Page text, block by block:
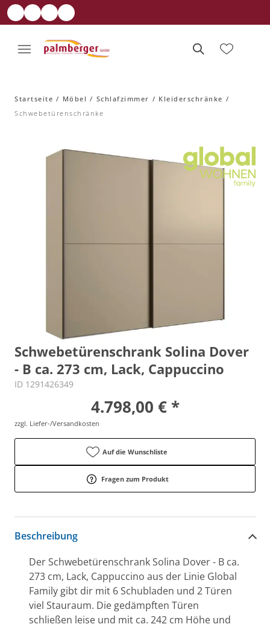
Startseite Möbel Schlafzimmer
Kleiderschränke
Schwebetürenschränke
Schwebetürenschrank Solina Dover
- B ca. 273 cm, Lack, Cappuccino
ID 1291426349
4.798,00 € *
zzgl. Liefer-/Versandkosten
Auf die Wunschliste
Fragen zum Produkt
Beschreibung
Der Schwebetürenschrank Solina Dover - B ca.
273 cm, Lack, Cappuccino aus der Linie Global
Family gibt dir mit 6 Schubladen und 2 Türen
viel Stauraum. Die gedämpften Türen
schließen leise und mit ca. 242 cm Höhe und